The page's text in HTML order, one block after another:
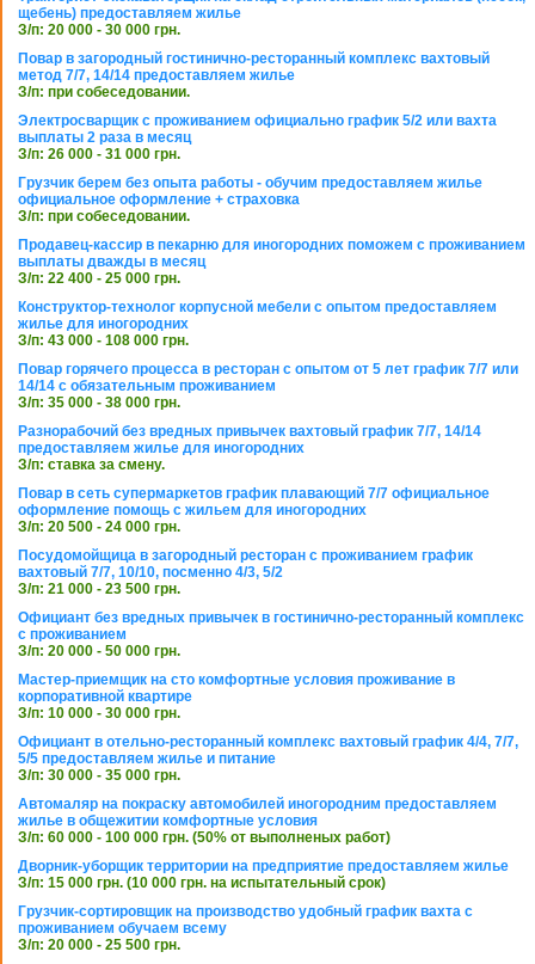
щебень) предоставляем жилье
З/п: 20 000 - 30 000 грн.
Повар в загородный гостинично-ресторанный комплекс вахтовый
метод 7/7, 14/14 предоставляем жилье
З/п: при собеседовании.
Электросварщик с проживанием официально график 5/2 или вахта
выплаты 2 раза в месяц
З/п: 26 000 - 31 000 грн.
Грузчик берем без опыта работы - обучим предоставляем жилье
официальное оформление + страховка
З/п: при собеседовании.
Продавец-кассир в пекарню для иногородних поможем с проживанием
выплаты дважды в месяц
З/п: 22 400 - 25 000 грн.
Конструктор-технолог корпусной мебели с опытом предоставляем
жилье для иногородних
З/п: 43 000 - 108 000 грн.
Повар горячего процесса в ресторан с опытом от 5 лет график 7/7 или
14/14 с обязательным проживанием
З/п: 35 000 - 38 000 грн.
Разнорабочий без вредных привычек вахтовый график 7/7, 14/14
предоставляем жилье для иногородних
З/п: ставка за смену.
Повар в сеть супермаркетов график плавающий 7/7 официальное
оформление помощь с жильем для иногородних
З/п: 20 500 - 24 000 грн.
Посудомойщица в загородный ресторан с проживанием график
вахтовый 7/7, 10/10, посменно 4/3, 5/2
З/п: 21 000 - 23 500 грн.
Официант без вредных привычек в гостинично-ресторанный комплекс
с проживанием
З/п: 20 000 - 50 000 грн.
Мастер-приемщик на сто комфортные условия проживание в
корпоративной квартире
З/п: 10 000 - 30 000 грн.
Официант в отельно-ресторанный комплекс вахтовый график 4/4, 7/7,
5/5 предоставляем жилье и питание
З/п: 30 000 - 35 000 грн.
Автомаляр на покраску автомобилей иногородним предоставляем
жилье в общежитии комфортные условия
З/п: 60 000 - 100 000 грн. (50% от выполненых работ)
Дворник-уборщик территории на предприятие предоставляем жилье
З/п: 15 000 грн. (10 000 грн. на испытательный срок)
Грузчик-сортировщик на производство удобный график вахта с
проживанием обучаем всему
З/п: 20 000 - 25 500 грн.